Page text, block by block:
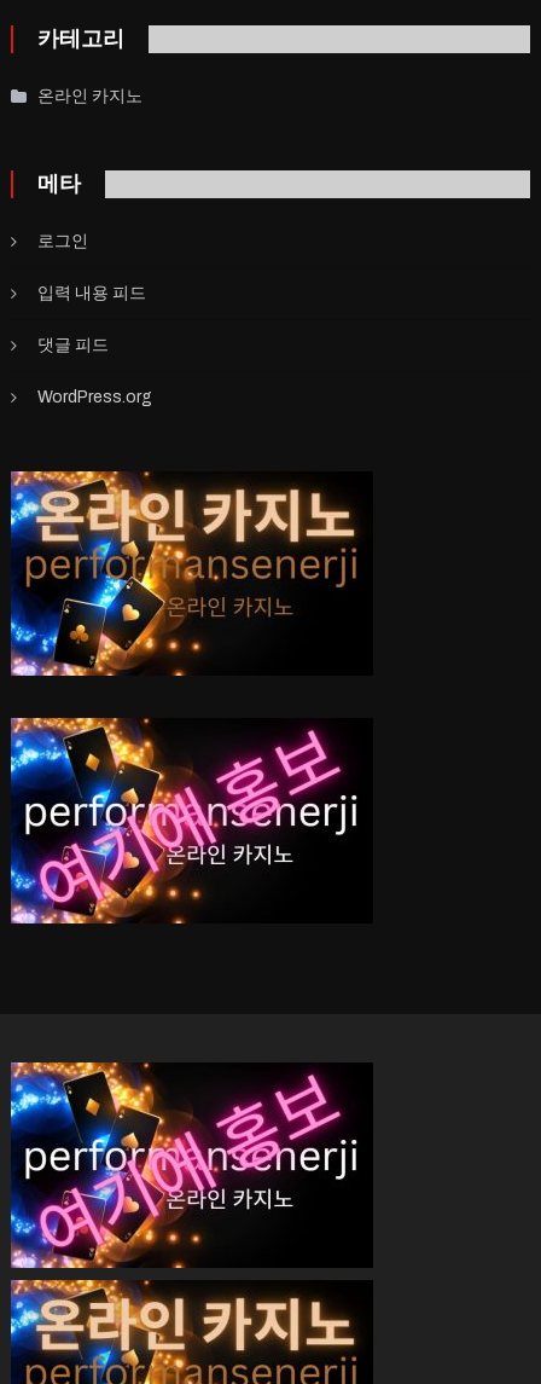
카테고리
온라인 카지노
메타
로그인
입력 내용 피드
댓글 피드
WordPress.org